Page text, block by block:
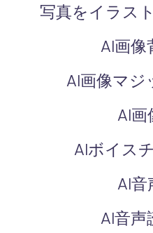
写真をイラス
AI画像
AI画像マ
AI画
AIボイス
AI音
AI音